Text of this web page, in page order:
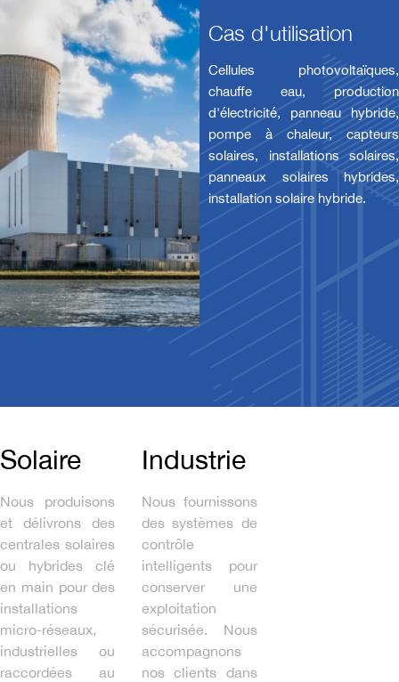
Cas d'utilisation
Cellules photovoltaïques,
chauffe eau, production
d'électricité, panneau hybride,
pompe à chaleur, capteurs
solaires, installations solaires,
panneaux solaires hybrides,
installation solaire hybride.
Solaire
Nous produisons
et délivrons des
centrales solaires
ou hybrides clé
en main pour des
installations
micro-réseaux,
industrielles ou
raccordées au
Industrie
Nous fournissons
des systèmes de
contrôle
intelligents pour
conserver une
exploitation
sécurisée. Nous
accompagnons
nos clients dans